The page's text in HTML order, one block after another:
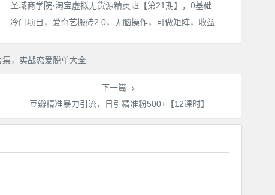
圣域商学院·淘宝虚拟无货源精英班【第21期】，0基础也能做上月入上万的淘宝店-价值1998元
冷门项目，爱奇艺搬砖2.0，无脑操作，可做矩阵，收益翻倍【揭秘】
下一篇
豆瓣精准暴力引流，日引精准粉500+【12课时】